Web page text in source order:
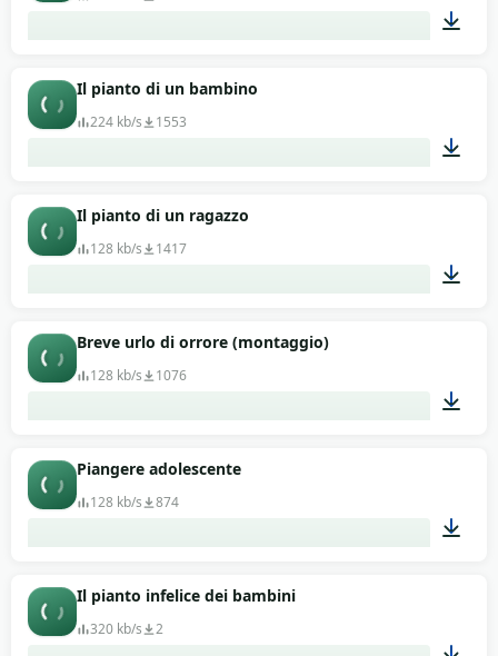
Il pianto di un bambino
224 kb/s 1553
Il pianto di un ragazzo
128 kb/s 1417
Breve urlo di orrore (montaggio)
128 kb/s 1076
Piangere adolescente
128 kb/s 874
Il pianto infelice dei bambini
320 kb/s 2